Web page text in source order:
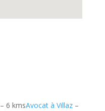
– 6 kmsAvocat à Villaz–